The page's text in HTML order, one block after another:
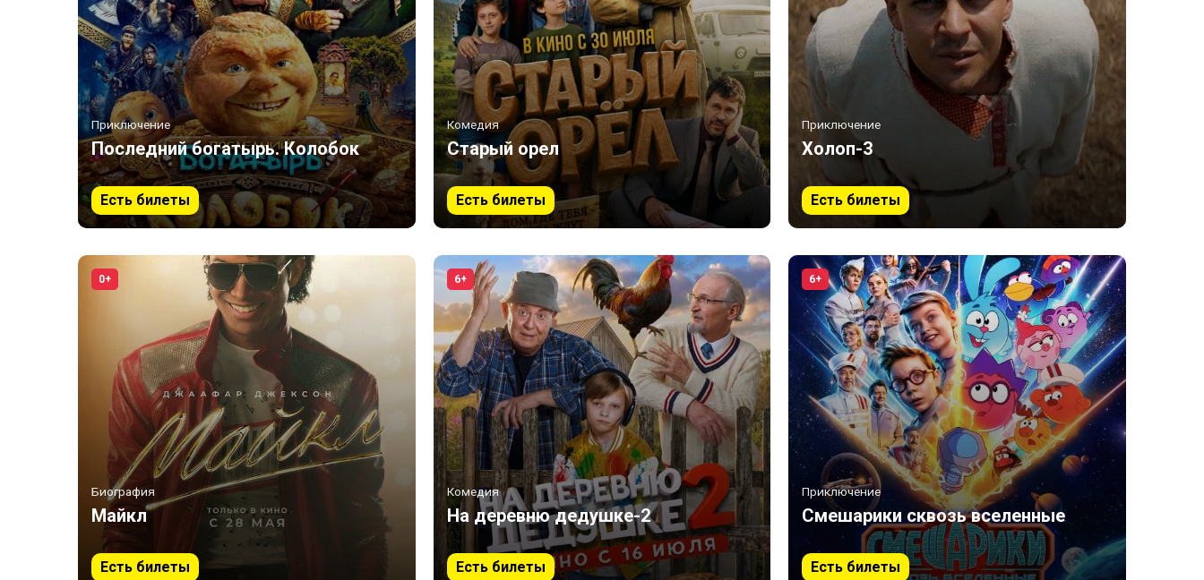
Приключение
Последний богатырь. Колобок
Есть билеты
Комедия
Старый орел
Есть билеты
Приключение
Холоп-3
Есть билеты
0+
Биография
Майкл
Есть билеты
6+
Комедия
На деревню дедушке-2
Есть билеты
6+
Приключение
Смешарики сквозь вселенные
Есть билеты